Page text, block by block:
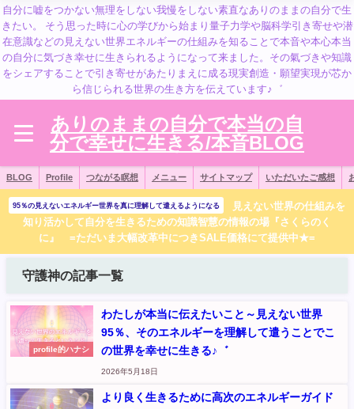
自分に嘘をつかない無理をしない我慢をしない素直なありのままの自分で生
きたい。 そう思った時に心の学びから始まり量子力学や脳科学引き寄せや潜
在意識などの見えない世界エネルギーの仕組みを知ることで本音や本心本当
の自分に気づき幸せに生きられるようになって来ました。その氣づきや知識
をシェアすることで引き寄せがあたりまえに成る現実創造・願望実現が芯か
ら信じられる世界の生き方を伝えています♪゛
ありのままの自分で本当の自
分で幸せに生きる/本音BLOG
BLOG Profile つながる瞑想 メニュー サイトマップ いただいたご感想
95％の見えないエネルギー世界を真に理解して遣えるようになる
見えない世界の仕組みを
知り活かして自分を生きるための知識智慧の情報の場『さくらのく
に』 =ただいま大幅改革中につきSALE価格にて提供中★=
守護神の記事一覧
profile的ハナシ
わたしが本当に伝えたいこと～見えない世界
95％、そのエネルギーを理解して遣うことでこ
の世界を幸せに生きる♪゛
2026年5月18日
より良く生きるために高次のエネルギーガイド